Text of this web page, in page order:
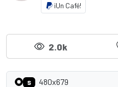
¡Un Café!
2.0k
S 480x679